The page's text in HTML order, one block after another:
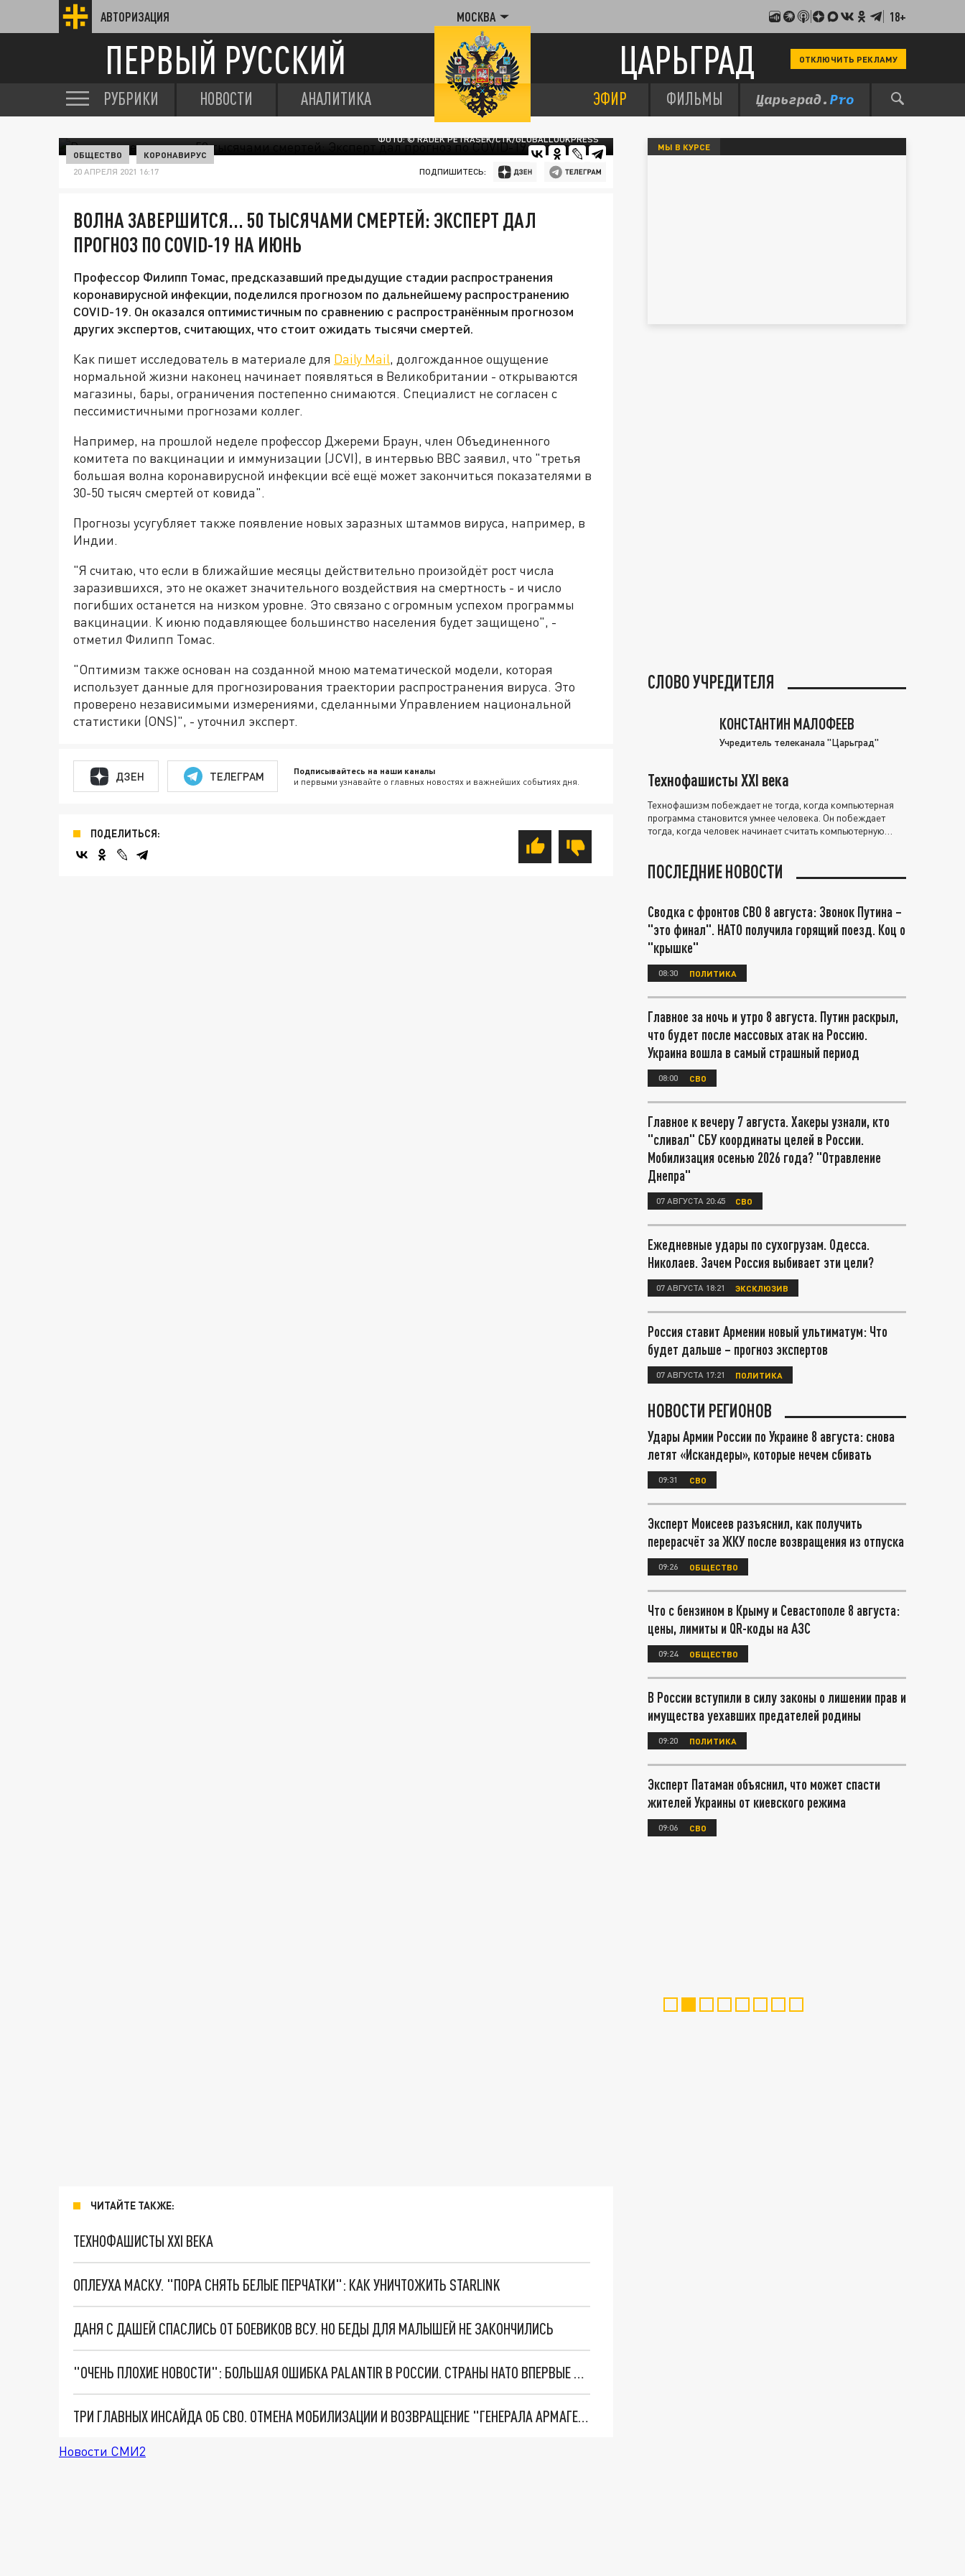
АВТОРИЗАЦИЯ МОСКВА 18+
ПЕРВЫЙ РУССКИЙ ЦАРЬГРАД ОТКЛЮЧИТЬ РЕКЛАМУ
РУБРИКИ НОВОСТИ АНАЛИТИКА ЭФИР ФИЛЬМЫ
ФОТО: © RADEK PETRASEK/CTK/GLOBALLOOKPRESS
ОБЩЕСТВО КОРОНАВИРУС
20 АПРЕЛЯ 2021 16:17 ПОДПИШИТЕСЬ:
ВОЛНА ЗАВЕРШИТСЯ... 50 ТЫСЯЧАМИ СМЕРТЕЙ: ЭКСПЕРТ ДАЛ
ПРОГНОЗ ПО COVID-19 НА ИЮНЬ
Профессор Филипп Томас, предсказавший предыдущие стадии распространения
коронавирусной инфекции, поделился прогнозом по дальнейшему распространению
COVID-19. Он оказался оптимистичным по сравнению с распространённым прогнозом
других экспертов, считающих, что стоит ожидать тысячи смертей.
Как пишет исследователь в материале для Daily Mail, долгожданное ощущение
нормальной жизни наконец начинает появляться в Великобритании - открываются
магазины, бары, ограничения постепенно снимаются. Специалист не согласен с
пессимистичными прогнозами коллег.
Например, на прошлой неделе профессор Джереми Браун, член Объединенного
комитета по вакцинации и иммунизации (JCVI), в интервью BBC заявил, что "третья
большая волна коронавирусной инфекции всё ещё может закончиться показателями в
30-50 тысяч смертей от ковида".
Прогнозы усугубляет также появление новых заразных штаммов вируса, например, в
Индии.
"Я считаю, что если в ближайшие месяцы действительно произойдёт рост числа
заразившихся, это не окажет значительного воздействия на смертность - и число
погибших останется на низком уровне. Это связано с огромным успехом программы
вакцинации. К июню подавляющее большинство населения будет защищено", -
отметил Филипп Томас.
"Оптимизм также основан на созданной мною математической модели, которая
использует данные для прогнозирования траектории распространения вируса. Это
проверено независимыми измерениями, сделанными Управлением национальной
статистики (ONS)", - уточнил эксперт.
ДЗЕН ТЕЛЕГРАМ Подписывайтесь на наши каналы
и первыми узнавайте о главных новостях и важнейших событиях дня.
ПОДЕЛИТЬСЯ:
ЧИТАЙТЕ ТАКЖЕ:
ТЕХНОФАШИСТЫ XXI ВЕКА
ОПЛЕУХА МАСКУ. "ПОРА СНЯТЬ БЕЛЫЕ ПЕРЧАТКИ": КАК УНИЧТОЖИТЬ STARLINK
ДАНЯ С ДАШЕЙ СПАСЛИСЬ ОТ БОЕВИКОВ ВСУ. НО БЕДЫ ДЛЯ МАЛЫШЕЙ НЕ ЗАКОНЧИЛИСЬ
"ОЧЕНЬ ПЛОХИЕ НОВОСТИ": БОЛЬШАЯ ОШИБКА PALANTIR В РОССИИ. СТРАНЫ НАТО ВПЕРВЫЕ ЗА СВО ОСТАНОВИЛИ ПОСТАВКИ ОРУЖИЯ. ВСУ ТЕРЯЮТ ПРИГРАНИЧЬЕ?
ТРИ ГЛАВНЫХ ИНСАЙДА ОБ СВО. ОТМЕНА МОБИЛИЗАЦИИ И ВОЗВРАЩЕНИЕ "ГЕНЕРАЛА АРМАГЕДДОНА"? ОТЛИЧНЫЕ НОВОСТИ, КОТОРЫЕ ЖДАЛИ ВСЕ
Новости СМИ2
МЫ В КУРСЕ
СЛОВО УЧРЕДИТЕЛЯ
КОНСТАНТИН МАЛОФЕЕВ
Учредитель телеканала "Царьград"
Технофашисты XXI века
Технофашизм побеждает не тогда, когда компьютерная
программа становится умнее человека. Он побеждает
тогда, когда человек начинает считать компьютерную
ПОСЛЕДНИЕ НОВОСТИ
Сводка с фронтов СВО 8 августа: Звонок Путина –
"это финал". НАТО получила горящий поезд. Коц о
"крышке"
08:30 ПОЛИТИКА
Главное за ночь и утро 8 августа. Путин раскрыл,
что будет после массовых атак на Россию.
Украина вошла в самый страшный период
08:00 СВО
Главное к вечеру 7 августа. Хакеры узнали, кто
"сливал" СБУ координаты целей в России.
Мобилизация осенью 2026 года? "Отравление
Днепра"
07 АВГУСТА 20:45 СВО
Ежедневные удары по сухогрузам. Одесса.
Николаев. Зачем Россия выбивает эти цели?
07 АВГУСТА 18:21 ЭКСКЛЮЗИВ
Россия ставит Армении новый ультиматум: Что
будет дальше – прогноз экспертов
07 АВГУСТА 17:21 ПОЛИТИКА
НОВОСТИ РЕГИОНОВ
Удары Армии России по Украине 8 августа: снова
летят «Искандеры», которые нечем сбивать
09:31 СВО
Эксперт Моисеев разъяснил, как получить
перерасчёт за ЖКУ после возвращения из отпуска
09:26 ОБЩЕСТВО
Что с бензином в Крыму и Севастополе 8 августа:
цены, лимиты и QR-коды на АЗС
09:24 ОБЩЕСТВО
В России вступили в силу законы о лишении прав и
имущества уехавших предателей родины
09:20 ПОЛИТИКА
Эксперт Патаман объяснил, что может спасти
жителей Украины от киевского режима
09:06 СВО